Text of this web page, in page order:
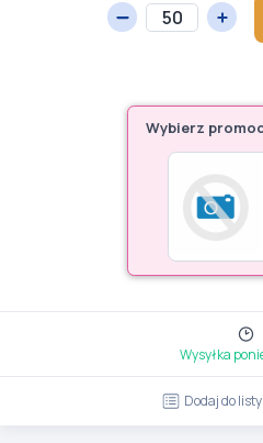
Wybierz
Wysyłka
Dodaj do